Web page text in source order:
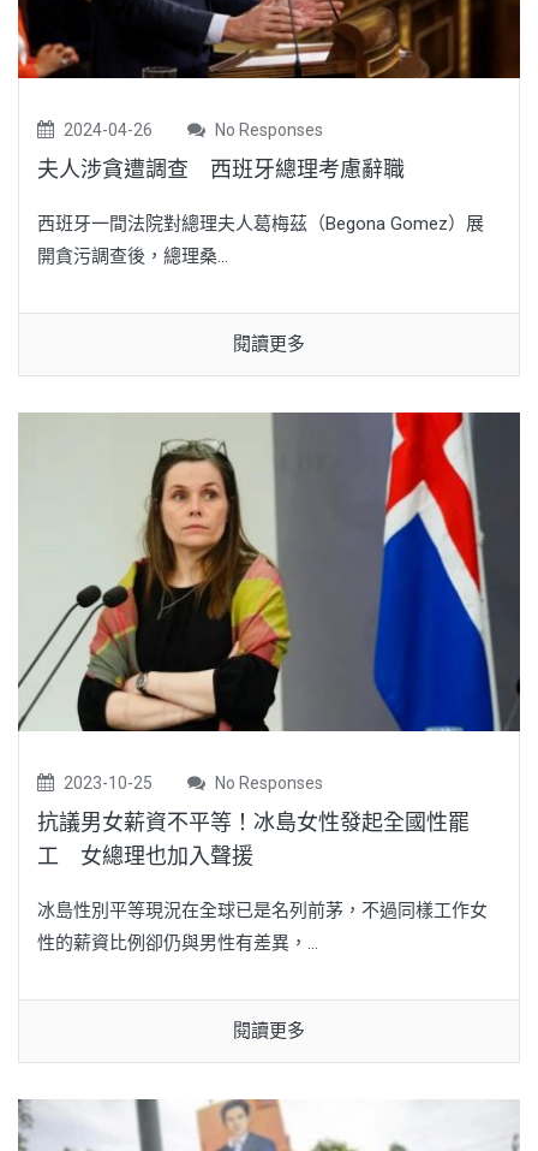
2024-04-26 No Responses
夫人涉貪遭調查 西班牙總理考慮辭職
西班牙一間法院對總理夫人葛梅茲（Begona Gomez）展
開貪污調查後，總理桑...
閱讀更多
2023-10-25 No Responses
抗議男女薪資不平等！冰島女性發起全國性罷
工 女總理也加入聲援
冰島性別平等現況在全球已是名列前茅，不過同樣工作女
性的薪資比例卻仍與男性有差異，...
閱讀更多